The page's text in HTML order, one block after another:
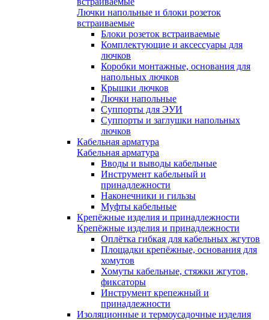
Лючки напольные и блоки розеток
встраиваемые
Блоки розеток встраиваемые
Комплектующие и аксессуары для
лючков
Коробки монтажные, основания для
напольных лючков
Крышки лючков
Лючки напольные
Суппорты для ЭУИ
Суппорты и заглушки напольных
лючков
Кабельная арматура
Кабельная арматура
Вводы и выводы кабельные
Инструмент кабельный и
принадлежности
Наконечники и гильзы
Муфты кабельные
Крепёжные изделия и принадлежности
Крепёжные изделия и принадлежности
Оплётка гибкая для кабельных жгутов
Площадки крепёжные, основания для
хомутов
Хомуты кабельные, стяжки жгутов,
фиксаторы
Инструмент крепежный и
принадлежности
Изоляционные и термоусадочные изделия